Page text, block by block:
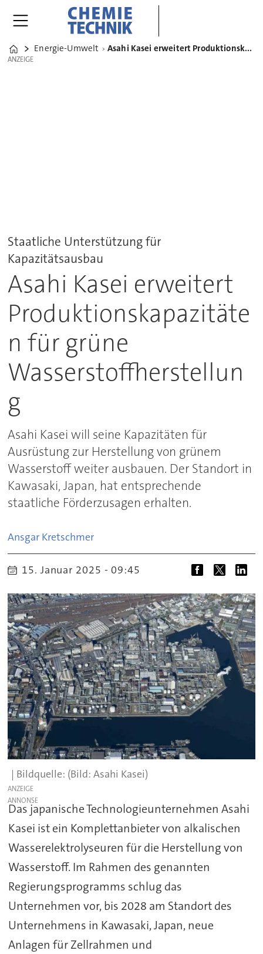
Home
Energie-Umwelt Asahi Kasei erweitert Produktionskapazitäten für grüne Wasserstoffherstellung
ANZEIGE
ANZEIGE
Staatliche Unterstützung für
Kapazitätsausbau
Asahi Kasei erweitert
Produktionskapazitäte
n für grüne
Wasserstoffherstellun
g
Asahi Kasei will seine Kapazitäten für
Ausrüstung zur Herstellung von grünem
Wasserstoff weiter ausbauen. Der Standort in
Kawasaki, Japan, hat entsprechende
staatliche Förderzusagen erhalten.
Ansgar Kretschmer
15. Januar 2025 - 09:45
(Bild: Asahi Kasei)
ANZEIGE
Das japanische Technologieunternehmen Asahi
Kasei ist ein Komplettanbieter von alkalischen
Wasserelektrolyseuren für die Herstellung von
Wasserstoff. Im Rahmen des genannten
Regierungsprogramms schlug das
Unternehmen vor, bis 2028 am Standort des
Unternehmens in Kawasaki, Japan, neue
Anlagen für Zellrahmen und